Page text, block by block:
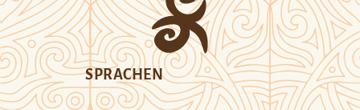
SPRACHEN